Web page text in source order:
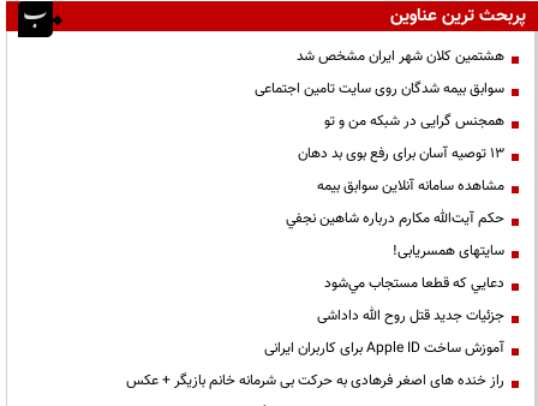
پربحث ترین عناوین
هشتمین کلان شهر ایران مشخص شد
سوابق بیمه شدگان روی سایت تامین اجتماعی
همجنس گرایی در شبکه من و تو
13 توصیه آسان برای رفع بوی بد دهان
مشاهده سامانه آنلاين سوابق بیمه
حكم آيت‌الله مكارم درباره شاهين نجفي
سایتهای همسریابی!
دعايي كه قطعا مستجاب مي‌شود
جزئیات جدید قتل روح الله داداشی
آموزش ساخت Apple ID برای کاربران ایرانی
راز خنده های اصغر فرهادی به حرکت بی شرمانه خانم بازیگر + عکس